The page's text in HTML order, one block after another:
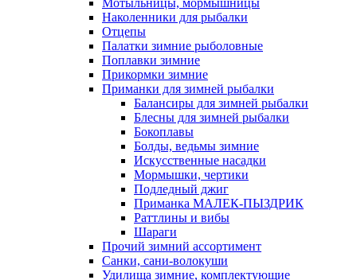
Мотыльницы, мормышницы
Наколенники для рыбалки
Отцепы
Палатки зимние рыболовные
Поплавки зимние
Прикормки зимние
Приманки для зимней рыбалки
Балансиры для зимней рыбалки
Блесны для зимней рыбалки
Бокоплавы
Болды, ведьмы зимние
Искусственные насадки
Мормышки, чертики
Подледный джиг
Приманка МАЛЕК-ПЫЗДРИК
Раттлины и вибы
Шараги
Прочий зимний ассортимент
Санки, сани-волокуши
Удилища зимние, комплектующие